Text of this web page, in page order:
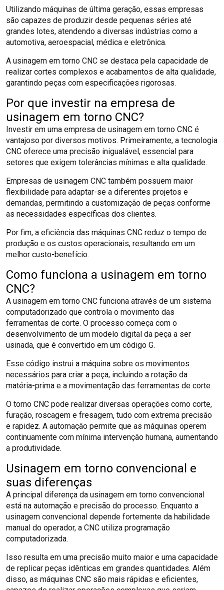
Utilizando máquinas de última geração, essas empresas
são capazes de produzir desde pequenas séries até
grandes lotes, atendendo a diversas indústrias como a
automotiva, aeroespacial, médica e eletrônica.
A usinagem em torno CNC se destaca pela capacidade de
realizar cortes complexos e acabamentos de alta qualidade,
garantindo peças com especificações rigorosas.
Por que investir na empresa de
usinagem em torno CNC?
Investir em uma empresa de usinagem em torno CNC é
vantajoso por diversos motivos. Primeiramente, a tecnologia
CNC oferece uma precisão inigualável, essencial para
setores que exigem tolerâncias mínimas e alta qualidade.
Empresas de usinagem CNC também possuem maior
flexibilidade para adaptar-se a diferentes projetos e
demandas, permitindo a customização de peças conforme
as necessidades específicas dos clientes.
Por fim, a eficiência das máquinas CNC reduz o tempo de
produção e os custos operacionais, resultando em um
melhor custo-benefício.
Como funciona a usinagem em torno
CNC?
A usinagem em torno CNC funciona através de um sistema
computadorizado que controla o movimento das
ferramentas de corte. O processo começa com o
desenvolvimento de um modelo digital da peça a ser
usinada, que é convertido em um código G.
Esse código instrui a máquina sobre os movimentos
necessários para criar a peça, incluindo a rotação da
matéria-prima e a movimentação das ferramentas de corte.
O torno CNC pode realizar diversas operações como corte,
furação, roscagem e fresagem, tudo com extrema precisão
e rapidez. A automação permite que as máquinas operem
continuamente com mínima intervenção humana, aumentando
a produtividade.
Usinagem em torno convencional e
suas diferenças
A principal diferença da usinagem em torno convencional
está na automação e precisão do processo. Enquanto a
usinagem convencional depende fortemente da habilidade
manual do operador, a CNC utiliza programação
computadorizada.
Isso resulta em uma precisão muito maior e uma capacidade
de replicar peças idênticas em grandes quantidades. Além
disso, as máquinas CNC são mais rápidas e eficientes,